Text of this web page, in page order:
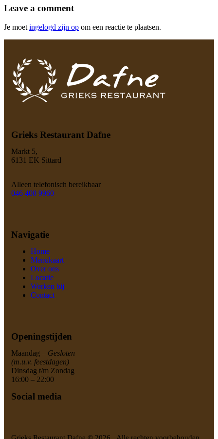
Leave a comment
Je moet ingelogd zijn op om een reactie te plaatsen.
Grieks Restaurant Dafne
Markt 5,
6131 EK Sittard
Alleen telefonisch bereikbaar
046 400 9960
Navigatie
Home
Menukaart
Over ons
Locatie
Werken bij
Contact
Openingstijden
Maandag – Gesloten
(m.u.v. feestdagen)
Dinsdag t/m Zondag
16:00 – 22:00
Social media
Grieks Restaurant Dafne © 2026. Alle rechten voorbehouden.